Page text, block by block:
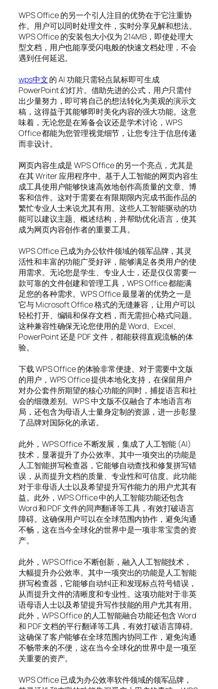
WPS Office 的另一个引人注目的优势在于它注重协
作。用户可以同时处理文件，实时分享见解和想法。
WPS Office 的安装包大小仅为 214MB，即使处理大
型文档，用户也能享受闪电般的快速文档处理，不会
遇到任何延迟。
wps中文的 AI 功能只需轻点鼠标即可生成
PowerPoint 幻灯片。借助先进的公式，用户只需付
出少量努力，即可将自己的想法转化为美观的演示文
稿，这得益于其能够即时美化内容的强大功能。这意
味着，无论您是在筹备会议还是学术讨论，WPS
Office 都能为您管理视觉细节，让您专注于信息传递
而非设计。
网页内容生成是 WPS Office 的另一个亮点，尤其是
在其 Writer 应用程序中。基于人工智能的网页内容生
成工具使用户能够快速高效地创作高质量的文章、博
客和信件。这对于需要在有限期限内完成书面作品的
繁忙专业人士来说尤其有用。这些人工智能驱动的功
能可以建议主题、概述结构，并帮助优化语言，使其
成为网页内容创作者的重要工具。
WPS Office 已成为办公软件领域的领军品牌，其灵
活性和丰富的功能广受好评，能够满足各类用户的使
用需求。无论您是学生、专业人士，还是仅仅需要一
款可靠的文件创建和管理工具，WPS Office 都能满
足您的各种需求。WPS Office 最显著的优势之一是
它与 Microsoft Office 格式的无缝兼容，让用户可以
轻松打开、编辑和保存文档，而无需担心格式问题。
这种兼容性确保无论您使用的是 Word、Excel、
PowerPoint 还是 PDF 文件，都能获得直观流畅的体
验。
下载 WPS Office 的体验非常便捷。对于需要中文版
的用户，WPS Office 提供本地化支持，在保留用户
对办公套件所期望的核心功能的同时，捕捉语言和社
会的细微差别。WPS 中文版不仅融合了本地语言布
局，还包含为母语人士量身定制的资源，进一步彰显
了品牌对国际化的承诺。
此外，WPS Office 不断发展，集成了人工智能 (AI)
技术，显著提升了办公效率。其中一项突出的功能是
人工智能拼写检查器，它能够自动查找和修复拼写错
误，从而提升文档的质量、专业性和可信度。此功能
对于非母语人士以及希望提升写作能力的用户尤其有
益。此外，WPS Office 中的人工智能功能还包含
Word 和 PDF 文件的同声翻译等工具，有效打破语言
障碍。这确保用户可以在全球范围内协作，避免沟通
不畅，这在当今全球化的世界中是一项非常宝贵的资
产。
此外，WPS Office 不断创新，融入人工智能技术，
大幅提升办公效率。其中一项突出的功能是人工智能
拼写检查器，它能够自动纠正和发现标点符号错误，
从而提升文件的清晰度和专业性。这项功能对于非英
语母语人士以及希望提升写作技能的用户尤其有用。
此外，WPS Office 的人工智能融合功能还包含 Word
和 PDF 文档的平行翻译等工具，有效打破语言障碍。
这确保了客户能够在全球范围内协同工作，避免沟通
不畅带来的不便，这在当今全球化的世界中是一项至
关重要的资产。
WPS Office 已成为办公效率软件领域的领军品牌，